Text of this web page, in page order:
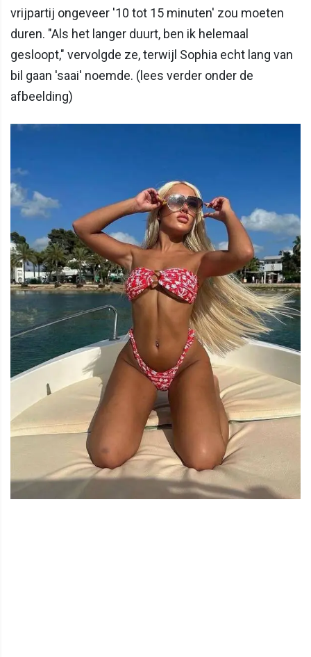
vrijpartij ongeveer '10 tot 15 minuten' zou moeten
duren. "Als het langer duurt, ben ik helemaal
gesloopt," vervolgde ze, terwijl Sophia echt lang van
bil gaan 'saai' noemde. (lees verder onder de
afbeelding)